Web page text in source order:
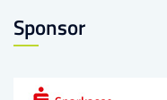
Sponsor